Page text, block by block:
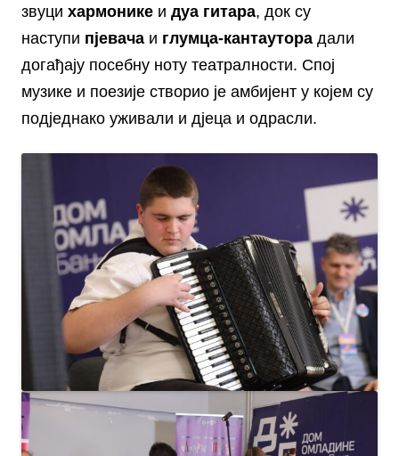
звуци хармонике и дуа гитара, док су
наступи пјевача и глумца-кантаутора дали
догађају посебну ноту театралности. Спој
музике и поезије створио је амбијент у којем су
подједнако уживали и дјеца и одрасли.